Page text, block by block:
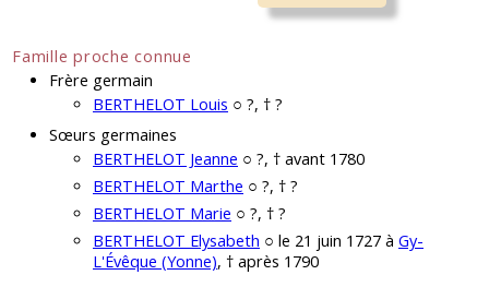
Famille proche connue
Frère germain
BERTHELOT Louis ○ ?, † ?
Sœurs germaines
BERTHELOT Jeanne ○ ?, † avant 1780
BERTHELOT Marthe ○ ?, † ?
BERTHELOT Marie ○ ?, † ?
BERTHELOT Elysabeth ○ le 21 juin 1727 à Gy-
L'Évêque (Yonne), † après 1790